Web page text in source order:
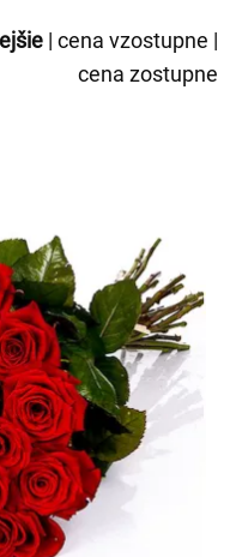
| cena vzostupne |
cena zostupne